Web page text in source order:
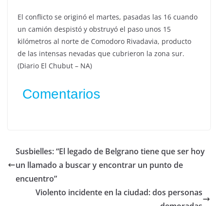
El conflicto se originó el martes, pasadas las 16 cuando
un camión despistó y obstruyó el paso unos 15
kilómetros al norte de Comodoro Rivadavia, producto
de las intensas nevadas que cubrieron la zona sur.
(Diario El Chubut – NA)
Comentarios
Susbielles: “El legado de Belgrano tiene que ser hoy
un llamado a buscar y encontrar un punto de
encuentro”
Violento incidente en la ciudad: dos personas